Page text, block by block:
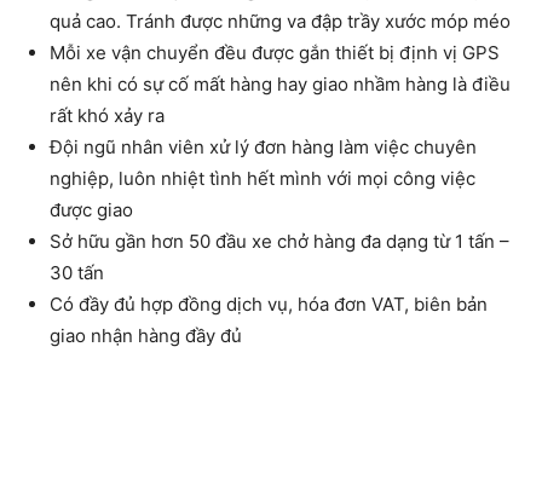
quả cao. Tránh được những va đập trầy xước móp méo
Mỗi xe vận chuyển đều được gắn thiết bị định vị GPS
nên khi có sự cố mất hàng hay giao nhầm hàng là điều
rất khó xảy ra
Đội ngũ nhân viên xử lý đơn hàng làm việc chuyên
nghiệp, luôn nhiệt tình hết mình với mọi công việc
được giao
Sở hữu gần hơn 50 đầu xe chở hàng đa dạng từ 1 tấn –
30 tấn
Có đầy đủ hợp đồng dịch vụ, hóa đơn VAT, biên bản
giao nhận hàng đầy đủ